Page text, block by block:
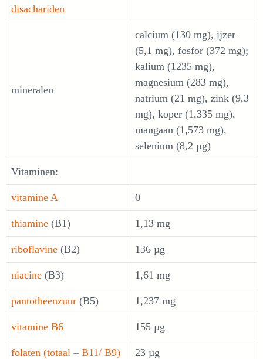
disachariden
mineralen
calcium (130 mg), ijzer
(5,1 mg), fosfor (372 mg);
kalium (1235 mg),
magnesium (283 mg),
natrium (21 mg), zink (9,3
mg), koper (1,335 mg),
mangaan (1,573 mg),
selenium (8,2 µg)
Vitaminen:
vitamine A 0
thiamine (B1) 1,13 mg
riboflavine (B2) 136 µg
niacine (B3) 1,61 mg
pantotheenzuur (B5) 1,237 mg
vitamine B6 155 µg
folaten (totaal – B11/ B9) 23 µg